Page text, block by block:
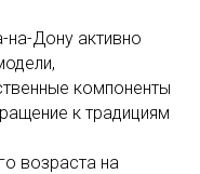
Дону активно
компоненты
к традициям
возраста на